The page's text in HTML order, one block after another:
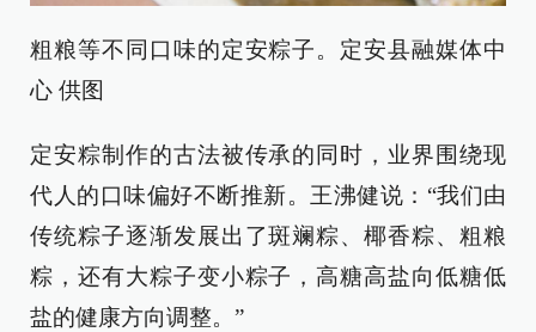
粗粮等不同口味的定安粽子。定安县融媒体中
心 供图
定安粽制作的古法被传承的同时，业界围绕现
代人的口味偏好不断推新。王沸健说：“我们由
传统粽子逐渐发展出了斑斓粽、椰香粽、粗粮
粽，还有大粽子变小粽子，高糖高盐向低糖低
盐的健康方向调整。”